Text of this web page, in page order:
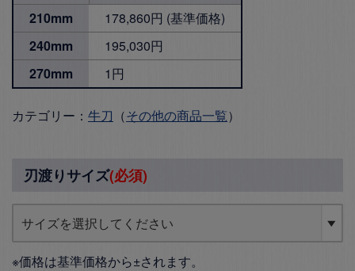
210mm
178,860円 (基準価格)
240mm
195,030円
270mm
1円
カテゴリー： 牛刀 （その他の商品一覧）
刃渡りサイズ(必須)
※価格は基準価格から±されます。